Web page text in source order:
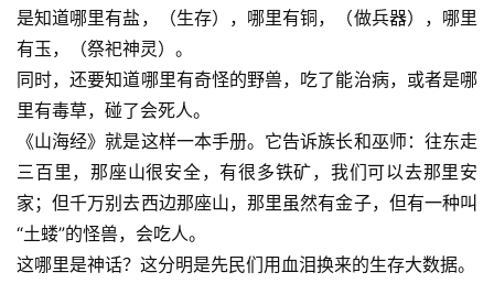
是知道哪里有盐，（生存），哪里有铜，（做兵器），哪里
有玉，（祭祀神灵）。
同时，还要知道哪里有奇怪的野兽，吃了能治病，或者是哪
里有毒草，碰了会死人。
《山海经》就是这样一本手册。它告诉族长和巫师：往东走
三百里，那座山很安全，有很多铁矿，我们可以去那里安
家；但千万别去西边那座山，那里虽然有金子，但有一种叫
“土蝼”的怪兽，会吃人。
这哪里是神话？这分明是先民们用血泪换来的生存大数据。